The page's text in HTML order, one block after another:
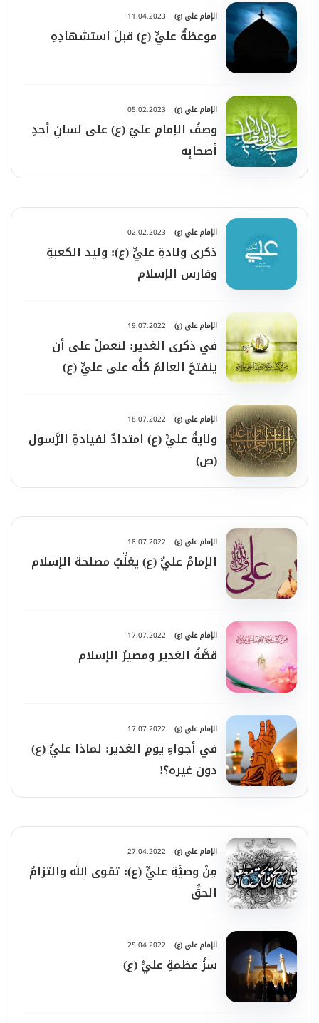
الإمام علي (ع) 11.04.2023
موعظةُ عليٍّ (ع) قبلَ استشهادِهِ
الإمام علي (ع) 05.02.2023
وصفُ الإمامِ عليّ (ع) على لسانِ أحدِ
أصحابِه
الإمام علي (ع) 02.02.2023
ذكرى ولادةِ عليٍّ (ع): وليد الكعبةِ
وفارس الإسلام
الإمام علي (ع) 19.07.2022
في ذكرى الغدير: لنعملْ على أن
ينفتحَ العالمُ كلُّه على عليٍّ (ع)
الإمام علي (ع) 18.07.2022
ولايةُ عليٍّ (ع) امتدادٌ لقيادةِ الرَّسول
(ص)
الإمام علي (ع) 18.07.2022
الإمامُ عليٌّ (ع) يغلِّبُ مصلحةَ الإسلام
الإمام علي (ع) 17.07.2022
قصَّةُ الغدير ومصيرُ الإسلام
الإمام علي (ع) 17.07.2022
في أجواءِ يومِ الغدير: لماذا عليٌّ (ع)
دون غيره؟!
الإمام علي (ع) 27.04.2022
مِنْ وصيَّةِ عليٍّ (ع): تقوى الله والتزامُ
الحقِّ
الإمام علي (ع) 25.04.2022
سرُّ عظمةِ عليٍّ (ع)